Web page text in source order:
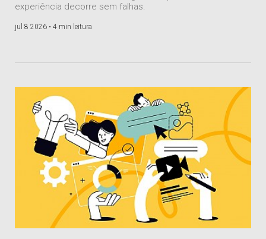
experiência decorre sem falhas.
jul 8 2026 • 4 min leitura